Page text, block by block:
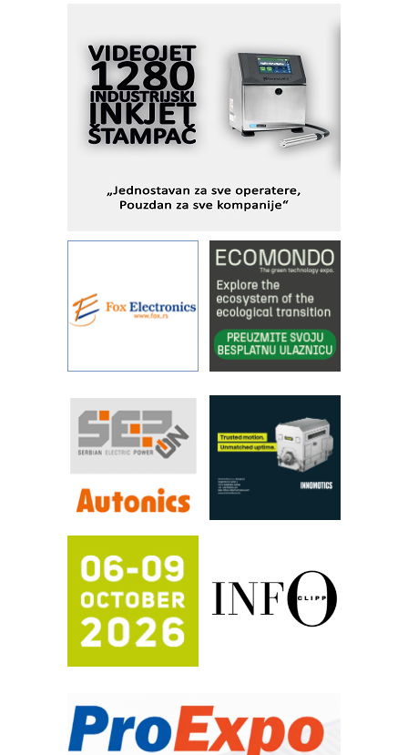
MOTOMAN – NEXT-Robotika vođena
veštačkom inteligencijom
I.SAFE MOBILE revolucioniše
industrijsku automatizaciju
pionirskimmobile operator PANEL-OM
Fleksibilno stezanje i brzo
KIP KOP – napredna rešenja za
savremene industrijske i logističke
Alba d.o.o. – 35 godina preciznosti u
metrologiji i pametnim dozirnim
rešenjima
IBeRTIM - oprema za ispitivanje
STAUFF – Komponente koje
sistema
YAMADA pumpe – japanska
pouzdanost u transferu fluida
Filtration Group Industrial – Napredna
rešenja za filtraciju u hidrauličkim i
procesnim sistemima
FANUC: Najbolje za vašu pametnu
automatizaciju
Efikasno upravljanje energijom
Automatizacija pakovanja · Display
(Shelf-Ready) omotnice
Potpuna efikasnost bez složenih
Trajna oznaka kao dugoročna korist
Bezbednost na prvom mestu!